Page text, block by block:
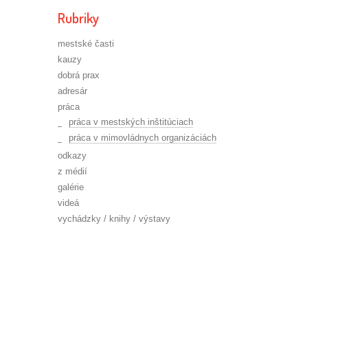
Rubriky
mestské časti
kauzy
dobrá prax
adresár
práca
práca v mestských inštitúciach
práca v mimovládnych organizáciách
odkazy
z médií
galérie
videá
vychádzky / knihy / výstavy